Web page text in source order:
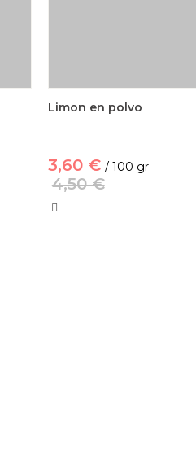
Limon en polvo
3,60 € / 100 gr
4,50 €